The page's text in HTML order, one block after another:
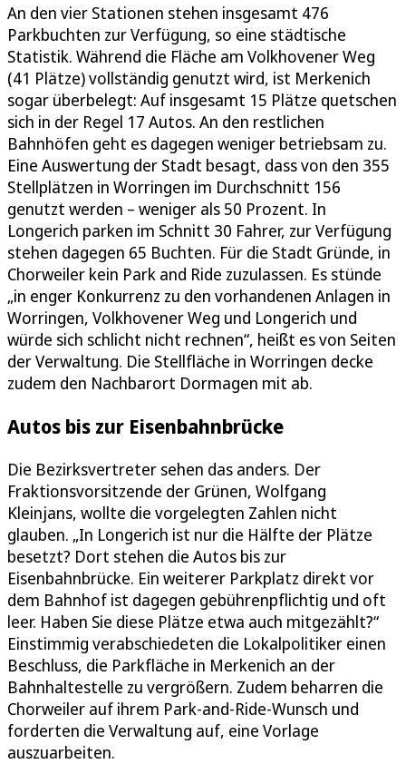
An den vier Stationen stehen insgesamt 476
Parkbuchten zur Verfügung, so eine städtische
Statistik. Während die Fläche am Volkhovener Weg
(41 Plätze) vollständig genutzt wird, ist Merkenich
sogar überbelegt: Auf insgesamt 15 Plätze quetschen
sich in der Regel 17 Autos. An den restlichen
Bahnhöfen geht es dagegen weniger betriebsam zu.
Eine Auswertung der Stadt besagt, dass von den 355
Stellplätzen in Worringen im Durchschnitt 156
genutzt werden – weniger als 50 Prozent. In
Longerich parken im Schnitt 30 Fahrer, zur Verfügung
stehen dagegen 65 Buchten. Für die Stadt Gründe, in
Chorweiler kein Park and Ride zuzulassen. Es stünde
„in enger Konkurrenz zu den vorhandenen Anlagen in
Worringen, Volkhovener Weg und Longerich und
würde sich schlicht nicht rechnen“, heißt es von Seiten
der Verwaltung. Die Stellfläche in Worringen decke
zudem den Nachbarort Dormagen mit ab.
Autos bis zur Eisenbahnbrücke
Die Bezirksvertreter sehen das anders. Der
Fraktionsvorsitzende der Grünen, Wolfgang
Kleinjans, wollte die vorgelegten Zahlen nicht
glauben. „In Longerich ist nur die Hälfte der Plätze
besetzt? Dort stehen die Autos bis zur
Eisenbahnbrücke. Ein weiterer Parkplatz direkt vor
dem Bahnhof ist dagegen gebührenpflichtig und oft
leer. Haben Sie diese Plätze etwa auch mitgezählt?“
Einstimmig verabschiedeten die Lokalpolitiker einen
Beschluss, die Parkfläche in Merkenich an der
Bahnhaltestelle zu vergrößern. Zudem beharren die
Chorweiler auf ihrem Park-and-Ride-Wunsch und
forderten die Verwaltung auf, eine Vorlage
auszuarbeiten.